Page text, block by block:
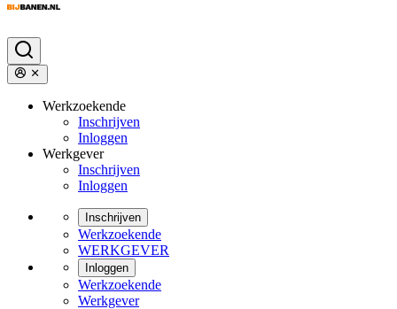
Werkzoekende
Inschrijven
Inloggen
Werkgever
Inschrijven
Inloggen
Inschrijven
Werkzoekende
WERKGEVER
Inloggen
Werkzoekende
Werkgever